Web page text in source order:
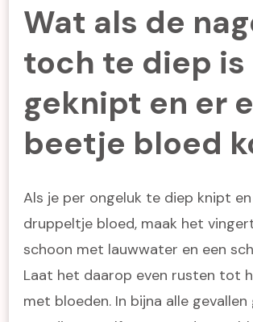
Wat als de
toch te diep is
geknipt en er
beetje bloed
Als je per ongeluk te diep knipt
druppeltje bloed, maak het
schoon met lauwwater en een
Laat het daarop even rusten tot
met bloeden. In bijna alle